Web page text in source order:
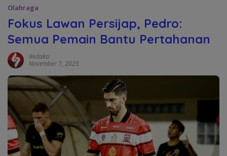
Olahraga
Fokus Lawan Persijap, Pedro:
Semua Pemain Bantu Pertahanan
Redaksi
November 7, 2025